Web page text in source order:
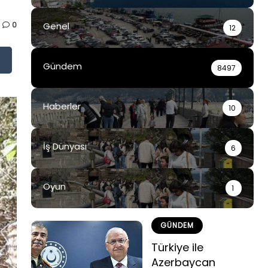
0 Genel 12
Gündem 8497
Haberler 10
İş Dünyası 6
Oyun 1
GÜNDEM
Türkiye ile
Azerbaycan